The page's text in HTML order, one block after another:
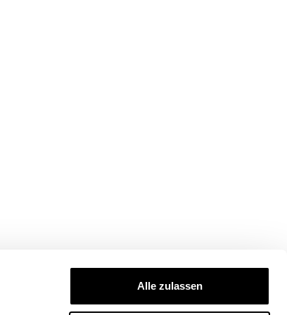
Alle zulassen